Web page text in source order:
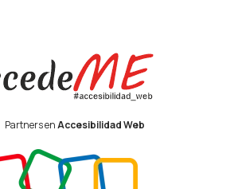
Partners enAccesibilidad Web